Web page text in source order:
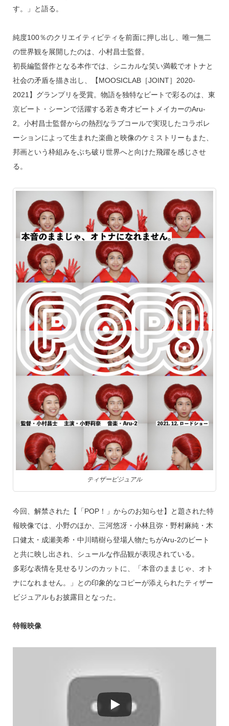
す。」と語る。
純度100％のクリエイティビティを前面に押し出し、唯一無二
の世界観を展開したのは、小村昌士監督。
初長編監督作となる本作では、シニカルな笑い満載でオトナと
社会の矛盾を描き出し、【MOOSICLAB［JOINT］2020-
2021】グランプリを受賞。物語を独特なビートで彩るのは、東
京ビート・シーンで活躍する若き奇才ビートメイカーのAru-
2。小村昌士監督からの熱烈なラブコールで実現したコラボレ
ーションによって生まれた楽曲と映像のケミストリーもまた、
邦画という枠組みをぶち破り世界へと向けた飛躍を感じさせ
る。
ティザービジュアル
今回、解禁された【「POP！」からのお知らせ】と題された特
報映像では、小野のほか、三河悠冴・小林且弥・野村麻純・木
口健太・成瀬美希・中川晴樹ら登場人物たちがAru-2のビート
と共に映し出され、シュールな作品観が表現されている。
多彩な表情を見せるリンのカットに、「本音のままじゃ、オト
ナになれません。」との印象的なコピーが添えられたティザー
ビジュアルもお披露目となった。
特報映像